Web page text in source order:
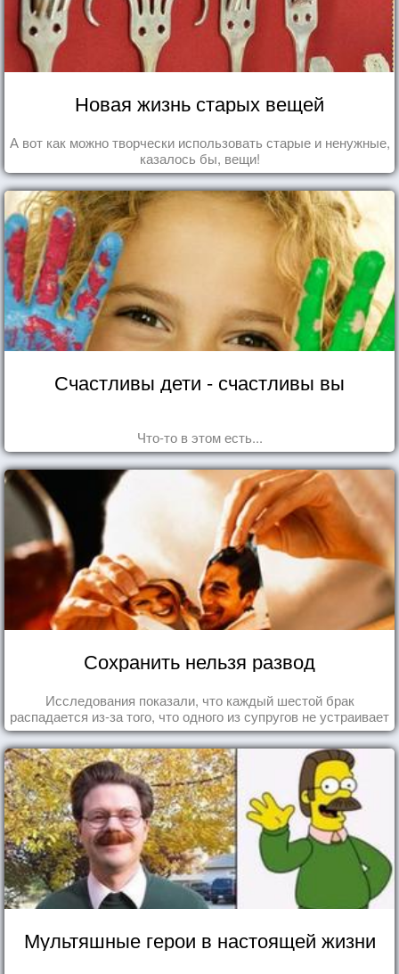
Новая жизнь старых вещей
А вот как можно творчески использовать старые и ненужные,
казалось бы, вещи!
Счастливы дети - счастливы вы
Что-то в этом есть...
Сохранить нельзя развод
Исследования показали, что каждый шестой брак
распадается из-за того, что одного из супругов не устраивает
та роль, которая выпала ему в семье.
Мультяшные герои в настоящей жизни